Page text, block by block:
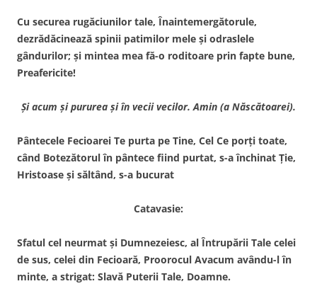
Cu securea rugăciunilor tale, Înaintemergătorule,
dezrădăcinează spinii patimilor mele şi odraslele
gândurilor; şi mintea mea fă-o roditoare prin fapte bune,
Preafericite!
Şi acum şi pururea şi în vecii vecilor. Amin (a Născătoarei).
Pântecele Fecioarei Te purta pe Tine, Cel Ce porţi toate,
când Botezătorul în pântece fiind purtat, s-a închinat Ţie,
Hristoase şi săltând, s-a bucurat
Catavasie:
Sfatul cel neurmat şi Dumnezeiesc, al Întrupării Tale celei
de sus, celei din Fecioară, Proorocul Avacum avându-l în
minte, a strigat: Slavă Puterii Tale, Doamne.